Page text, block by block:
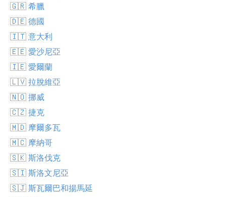
🇬🇷 希臘
🇩🇪 德國
🇮🇹 意大利
🇪🇪 愛沙尼亞
🇮🇪 愛爾蘭
🇱🇻 拉脫維亞
🇳🇴 挪威
🇨🇿 捷克
🇲🇩 摩爾多瓦
🇲🇨 摩納哥
🇸🇰 斯洛伐克
🇸🇮 斯洛文尼亞
🇸🇯 斯瓦爾巴和揚馬延